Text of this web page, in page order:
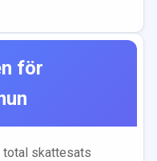
för
total skattesats